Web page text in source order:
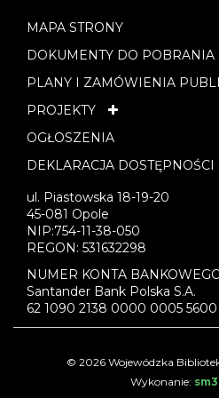
MAPA STRONY
DOKUMENTY DO POBRANIA
PLANY I ZAMÓWIENIA
PROJEKTY
OGŁOSZENIA
DEKLARACJA DOSTĘPNOŚCI
ul. Piastowska 18-19-20
45-081 Opole
NIP:754-11-38-050
REGON: 531632298
NUMER KONTA
Santander Bank Polska S.A.
62 1090 2138 0000 0005
© 2026 Wojewódzka
Wykonanie: